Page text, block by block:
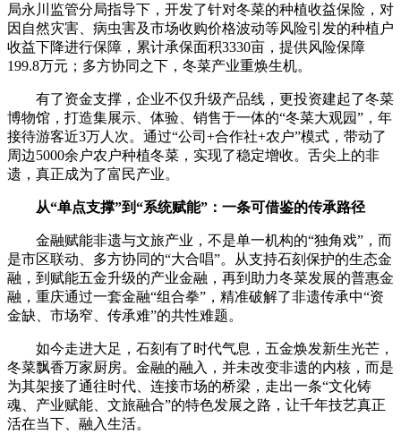
局永川监管分局指导下，开发了针对冬菜的种植收益保险，对
因自然灾害、病虫害及市场收购价格波动等风险引发的种植户
收益下降进行保障，累计承保面积3330亩，提供风险保障
199.8万元；多方协同之下，冬菜产业重焕生机。
有了资金支撑，企业不仅升级产品线，更投资建起了冬菜
博物馆，打造集展示、体验、销售于一体的“冬菜大观园”，年
接待游客近3万人次。通过“公司+合作社+农户”模式，带动了
周边5000余户农户种植冬菜，实现了稳定增收。舌尖上的非
遗，真正成为了富民产业。
从“单点支撑”到“系统赋能”：一条可借鉴的传承路径
金融赋能非遗与文旅产业，不是单一机构的“独角戏”，而
是市区联动、多方协同的“大合唱”。从支持石刻保护的生态金
融，到赋能五金升级的产业金融，再到助力冬菜发展的普惠金
融，重庆通过一套金融“组合拳”，精准破解了非遗传承中“资
金缺、市场窄、传承难”的共性难题。
如今走进大足，石刻有了时代气息，五金焕发新生光芒，
冬菜飘香万家厨房。金融的融入，并未改变非遗的内核，而是
为其架接了通往时代、连接市场的桥梁，走出一条“文化铸
魂、产业赋能、文旅融合”的特色发展之路，让千年技艺真正
活在当下、融入生活。